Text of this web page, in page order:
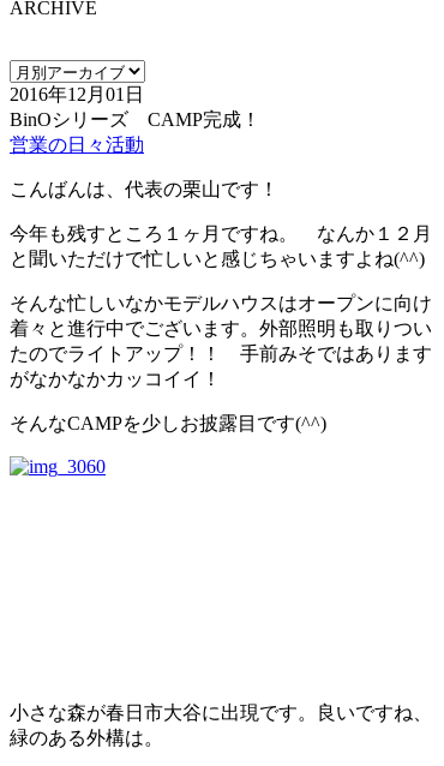
ARCHIVE
2016年12月01日
BinOシリーズ CAMP完成！
営業の日々活動
こんばんは、代表の栗山です！
今年も残すところ１ヶ月ですね。 なんか１２月
と聞いただけで忙しいと感じちゃいますよね(^^)
そんな忙しいなかモデルハウスはオープンに向け
着々と進行中でございます。外部照明も取りつい
たのでライトアップ！！ 手前みそではあります
がなかなかカッコイイ！
そんなCAMPを少しお披露目です(^^)
小さな森が春日市大谷に出現です。良いですね、
緑のある外構は。